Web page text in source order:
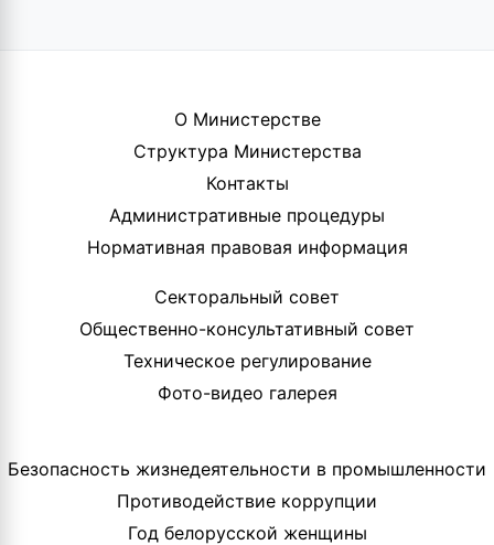
О Министерстве
Структура Министерства
Контакты
Административные процедуры
Нормативная правовая информация
Секторальный совет
Общественно-консультативный совет
Техническое регулирование
Фото-видео галерея
Безопасность жизнедеятельности в промышленности
Противодействие коррупции
Год белорусской женщины